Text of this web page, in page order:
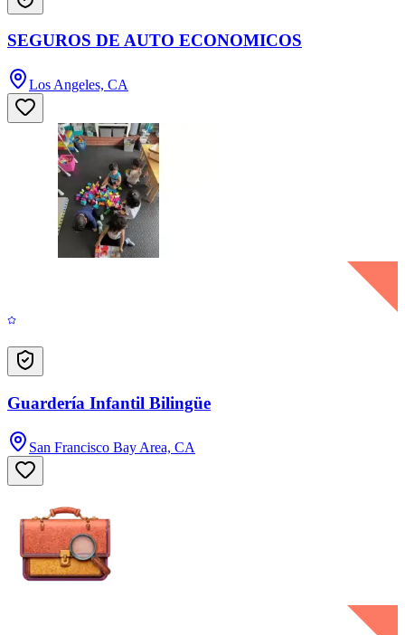
SEGUROS DE AUTO ECONOMICOS
Los Angeles, CA
Guardería Infantil Bilingüe
San Francisco Bay Area, CA